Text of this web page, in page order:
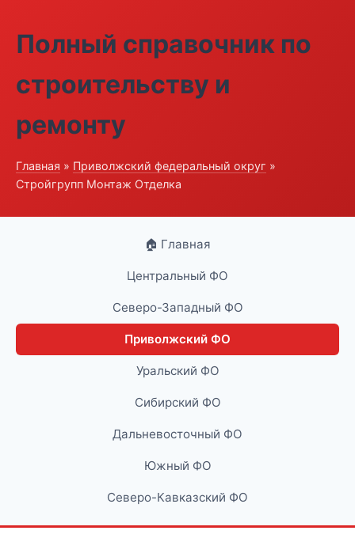
Полный справочник по
строительству и
ремонту
Главная » Приволжский федеральный округ »
Стройгрупп Монтаж Отделка
🏠 Главная
Центральный ФО
Северо-Западный ФО
Приволжский ФО
Уральский ФО
Сибирский ФО
Дальневосточный ФО
Южный ФО
Северо-Кавказский ФО